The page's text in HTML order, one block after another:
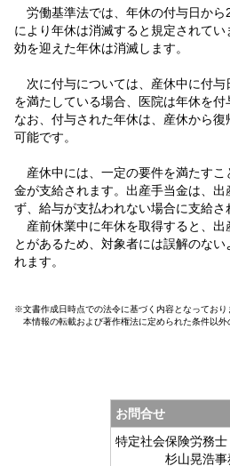
労働基準法では、年休の付与日から
により年休は消滅すると規定されて
効を迎えた年休は消滅します。
次に付与については、産休中に付与
を満たしている場合、医院は年休を付
なお、付与された年休は、産休から
可能です。
産休中には、一定の要件を満たすこ
金が支給されます。出産手当金は、出
ず、給与が支払われない場合に支給さ
産前休業中に年休を取得すると、出
とがあるため、対象者には誤解のな
れます。
※文書作成日時点での法令に基づく内容となっており
本情報の転載および著作権法に定められた条件以外
お問合せ
特定社会保険労務士
杉山晃浩事